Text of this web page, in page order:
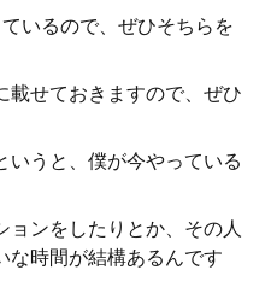
いるので、ぜひそちらを
載せておきますので、ぜひ
いうと、僕が今やっている
ョンをしたりとか、その人
な時間が結構あるんです